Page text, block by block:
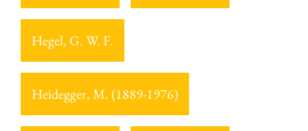
Hegel, G. W. F.
Heidegger, M. (1889-1976)